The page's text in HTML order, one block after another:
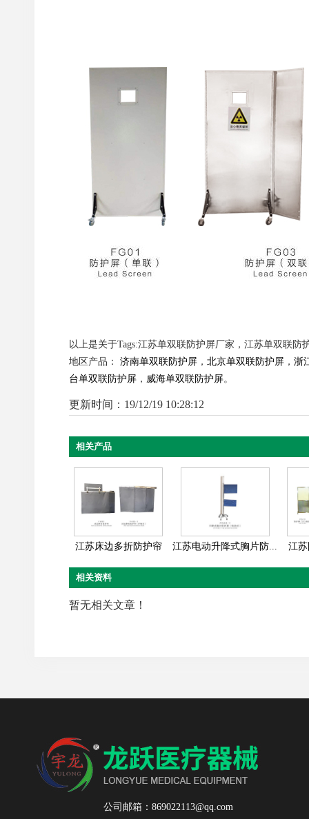
以上是关于Tags:江苏单双联防护屏厂家，江苏单双联防
地区产品： 济南单双联防护屏 ， 北京单双联防护屏 ， 浙
台单双联防护屏 ， 威海单双联防护屏。
更新时间：19/12/19 10:28:12
相关产品
江苏床边多折防护帘 江苏电动升降式胸片防... 江
相关资料
暂无相关文章！
公司邮箱：869022113@qq.com